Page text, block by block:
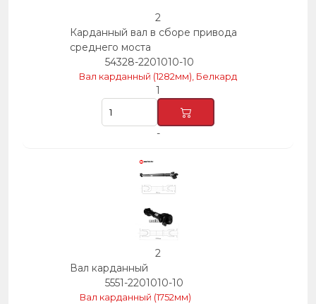
2
Карданный вал в сборе привода
среднего моста
54328-2201010-10
Вал карданный (1282мм), Белкард
1
-
2
Вал карданный
5551-2201010-10
Вал карданный (1752мм)